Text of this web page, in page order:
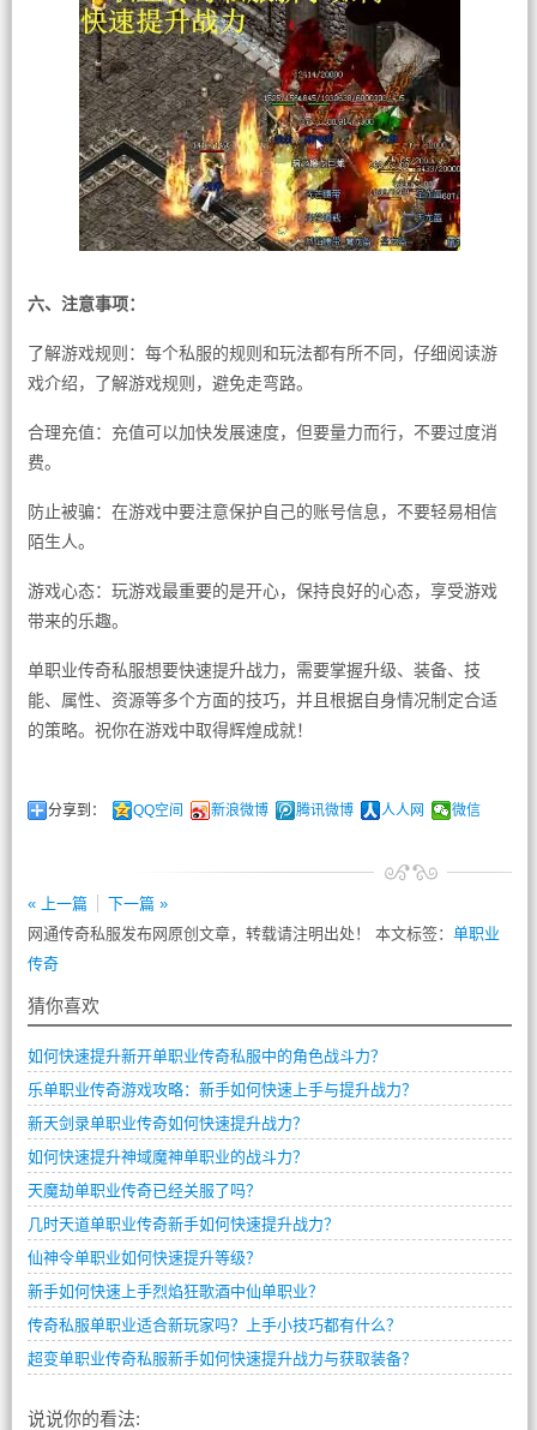
六、注意事项：
了解游戏规则：每个私服的规则和玩法都有所不同，仔细阅读游
戏介绍，了解游戏规则，避免走弯路。
合理充值：充值可以加快发展速度，但要量力而行，不要过度消
费。
防止被骗：在游戏中要注意保护自己的账号信息，不要轻易相信
陌生人。
游戏心态：玩游戏最重要的是开心，保持良好的心态，享受游戏
带来的乐趣。
单职业传奇私服想要快速提升战力，需要掌握升级、装备、技
能、属性、资源等多个方面的技巧，并且根据自身情况制定合适
的策略。祝你在游戏中取得辉煌成就！
分享到： QQ空间 新浪微博 腾讯微博 人人网 微信
« 上一篇
下一篇 »
网通传奇私服发布网原创文章，转载请注明出处！ 本文标签： 单职业
传奇
猜你喜欢
如何快速提升新开单职业传奇私服中的角色战斗力？
乐单职业传奇游戏攻略：新手如何快速上手与提升战力？
新天剑录单职业传奇如何快速提升战力？
如何快速提升神域魔神单职业的战斗力？
天魔劫单职业传奇已经关服了吗？
几时天道单职业传奇新手如何快速提升战力？
仙神令单职业如何快速提升等级？
新手如何快速上手烈焰狂歌酒中仙单职业？
传奇私服单职业适合新玩家吗？上手小技巧都有什么？
超变单职业传奇私服新手如何快速提升战力与获取装备？
说说你的看法: